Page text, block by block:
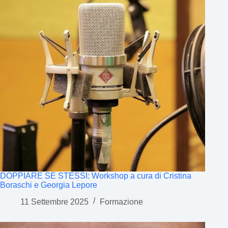
DOPPIARE SÉ STESSI: Workshop a cura di Cristina
Boraschi e Georgia Lepore
11 Settembre 2025
Formazione